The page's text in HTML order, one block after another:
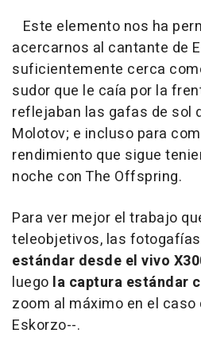
Este elemento nos ha
acercarnos al cantante de
suficientemente cerca
sudor que le caía por la
reflejaban las gafas de sol
Molotov; e incluso para
rendimiento que sigue
noche con The Offspring.
Para ver mejor el trabajo
teleobjetivos, las
estándar desde el vivo
luego la captura estándar
zoom al máximo en el
Eskorzo--.